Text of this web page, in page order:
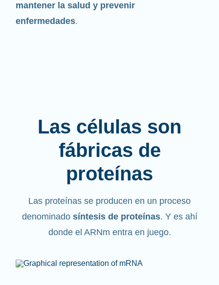
mantener la salud y prevenir
enfermedades.
Las células son
fábricas de
proteínas
Las proteínas se producen en un proceso
denominado síntesis de proteínas. Y es ahí
donde el ARNm entra en juego.